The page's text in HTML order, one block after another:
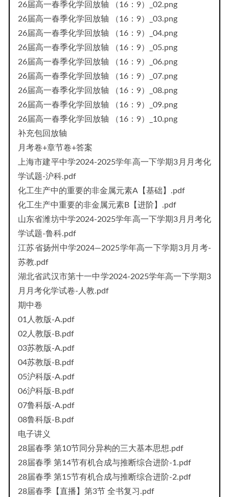
26届高一春季化学回放轴 （16：9）_02.png
26届高一春季化学回放轴 （16：9）_03.png
26届高一春季化学回放轴 （16：9）_04.png
26届高一春季化学回放轴 （16：9）_05.png
26届高一春季化学回放轴 （16：9）_06.png
26届高一春季化学回放轴 （16：9）_07.png
26届高一春季化学回放轴 （16：9）_08.png
26届高一春季化学回放轴 （16：9）_09.png
26届高一春季化学回放轴 （16：9）_10.png
补充包回放轴
月考卷+章节卷+答案
上海市建平中学2024-2025学年高一下学期3月月考化
学试题-沪科.pdf
化工生产中的重要的非金属元素A【基础】.pdf
化工生产中重要的非金属元素B【进阶】.pdf
山东省潍坊中学2024-2025学年高一下学期3月月考化
学试题-鲁科.pdf
江苏省扬州中学2024—2025学年高一下学期3月月考-
苏教.pdf
湖北省武汉市第十一中学2024-2025学年高一下学期3
月月考化学试卷-人教.pdf
期中卷
01人教版-A.pdf
02人教版-B.pdf
03苏教版-A.pdf
04苏教版-B.pdf
05沪科版-A.pdf
06沪科版-B.pdf
07鲁科版-A.pdf
08鲁科版-B.pdf
电子讲义
28届春季 第10节同分异构的三大基本思想.pdf
28届春季 第14节有机合成与推断综合进阶-1.pdf
28届春季 第15节有机合成与推断综合进阶-2.pdf
28届春季【直播】第3节 全书复习.pdf